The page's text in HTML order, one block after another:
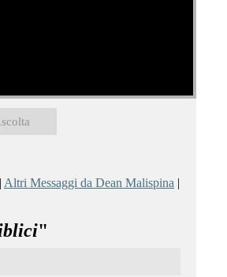
| Altri Messaggi da Dean Malispina |
"